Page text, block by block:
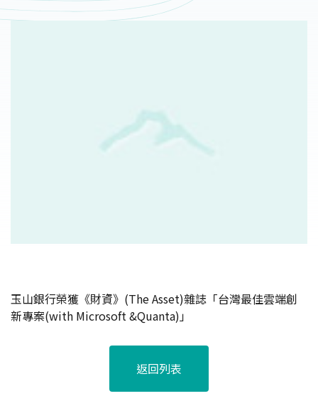
玉山銀行榮獲《財資》(The Asset)雜誌「台灣最佳雲端創
新專案(with Microsoft &Quanta)」
返回列表